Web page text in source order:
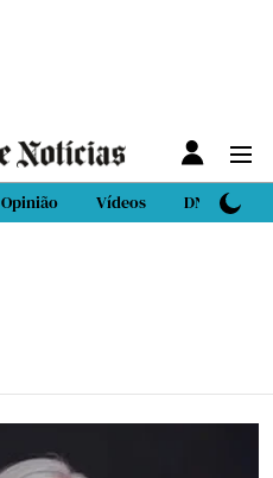
Opinião Vídeos DN Sport